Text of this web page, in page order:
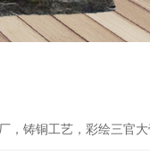
，铸铜工艺，彩绘三官